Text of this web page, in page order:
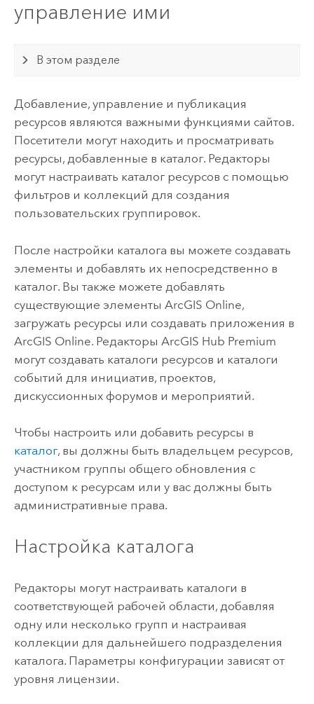
управление ими
В этом разделе
Добавление, управление и публикация
ресурсов являются важными функциями сайтов.
Посетители могут находить и просматривать
ресурсы, добавленные в каталог. Редакторы
могут настраивать каталог ресурсов с помощью
фильтров и коллекций для создания
пользовательских группировок.
После настройки каталога вы можете создавать
элементы и добавлять их непосредственно в
каталог. Вы также можете добавлять
существующие элементы ArcGIS Online,
загружать ресурсы или создавать приложения в
ArcGIS Online. Редакторы ArcGIS Hub Premium
могут создавать каталоги ресурсов и каталоги
событий для инициатив, проектов,
дискуссионных форумов и мероприятий.
Чтобы настроить или добавить ресурсы в
каталог, вы должны быть владельцем ресурсов,
участником группы общего обновления с
доступом к ресурсам или у вас должны быть
административные права.
Настройка каталога
Редакторы могут настраивать каталоги в
соответствующей рабочей области, добавляя
одну или несколько групп и настраивая
коллекции для дальнейшего подразделения
каталога. Параметры конфигурации зависят от
уровня лицензии.